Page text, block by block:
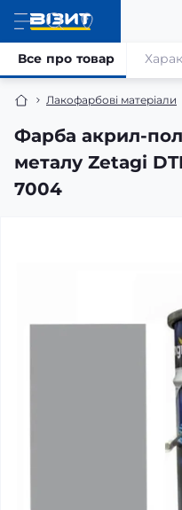
Лакофарбові матеріали
Фарба акрил-
металу Zetagi
7004
Все про товар